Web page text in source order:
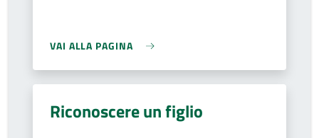
VAI ALLA PAGINA
Riconoscere un figlio